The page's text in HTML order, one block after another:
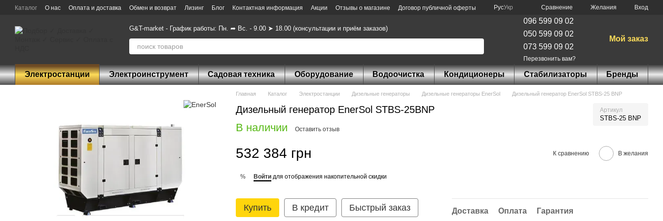
Перейти к основному контенту
Каталог О нас Оплата и доставка Обмен и возврат Лизинг Блог Контактная информация Акции Отзывы о магазине Договор публичной оферты РусУкр Сравнение Желания Вход
G&T-market - График работы: Пн. ➦ Вс. - 9.00 ➤ 18.00 (консультации и приём заказов)
096 599 09 02
050 599 09 02
073 599 09 02
Перезвонить вам?
Мой заказ
Электростанции Электроинструмент Садовая техника Оборудование Водоочистка Кондиционеры Стабилизаторы Бренды
Главная Каталог Электростанции Дизельные генераторы Дизельные генераторы EnerSol Дизельный генератор EnerSol STBS-25 BNP
Дизельный генератор EnerSol STBS-25BNP Артикул
STBS-25 BNP
В наличии Оставить отзыв
532 384 грн К сравнению В желания
% Войти для отображения накопительной скидки
Купить В кредит Быстрый заказ Доставка Оплата Гарантия